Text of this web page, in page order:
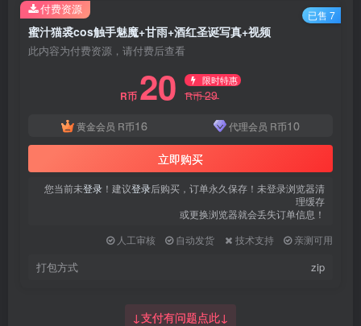
蜜汁猫裘cos触手魅魔+甘雨+酒红圣诞写真+视频
此内容为付费资源，请付费后查看
R币 20 限时特惠
R币29
黄金会员 R币16 代理会员 R币10
立即购买
您当前未登录 ！建议登录后购买，订单永久保存！未登录浏览器清
理缓存
或更换浏览器就会丢失订单信息！
人工审核
自动发货 技术支持 亲测可用
打包方式 zip
付费资源 已售 7
↓支付有问题点此↓